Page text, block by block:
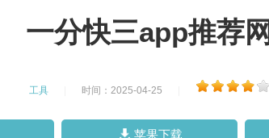
一分快三app推荐网
工具 时间：2025-04-25
苹果下载